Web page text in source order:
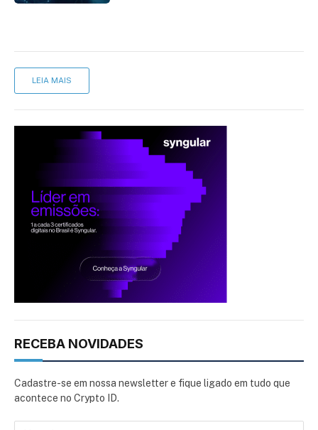
LEIA MAIS
RECEBA NOVIDADES
Cadastre-se em nossa newsletter e fique ligado em tudo que
acontece no Crypto ID.